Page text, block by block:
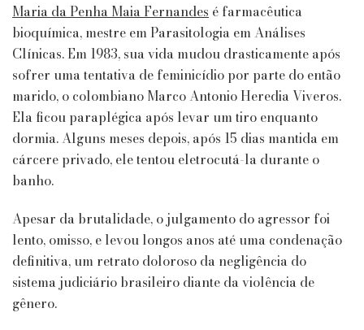
Maria da Penha Maia Fernandes é farmacêutica
bioquímica, mestre em Parasitologia em Análises
Clínicas. Em 1983, sua vida mudou drasticamente após
sofrer uma tentativa de feminicídio por parte do então
marido, o colombiano Marco Antonio Heredia Viveros.
Ela ficou paraplégica após levar um tiro enquanto
dormia. Alguns meses depois, após 15 dias mantida em
cárcere privado, ele tentou eletrocutá-la durante o
banho.
Apesar da brutalidade, o julgamento do agressor foi
lento, omisso, e levou longos anos até uma condenação
definitiva, um retrato doloroso da negligência do
sistema judiciário brasileiro diante da violência de
gênero.